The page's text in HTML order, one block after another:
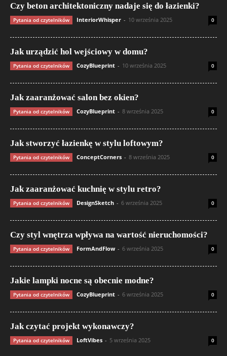
Czy beton architektoniczny nadaje się do łazienki?
Pytania od czytelników InteriorWhisper - 10 września 2025 0
Jak urządzić hol wejściowy w domu?
Pytania od czytelników CozyBlueprint - 10 września 2025 0
Jak zaaranżować salon bez okien?
Pytania od czytelników CozyBlueprint - 8 września 2025 0
Jak stworzyć łazienkę w stylu loftowym?
Pytania od czytelników ConceptCorners - 8 września 2025 0
Jak zaaranżować kuchnię w stylu retro?
Pytania od czytelników DesignSketch - 6 września 2025 0
Czy styl wnętrza wpływa na wartość nieruchomości?
Pytania od czytelników FormAndFlow - 6 września 2025 0
Jakie lampki nocne są obecnie modne?
Pytania od czytelników CozyBlueprint - 6 września 2025 0
Jak czytać projekt wykonawczy?
Pytania od czytelników LoftVibes - 5 września 2025 0